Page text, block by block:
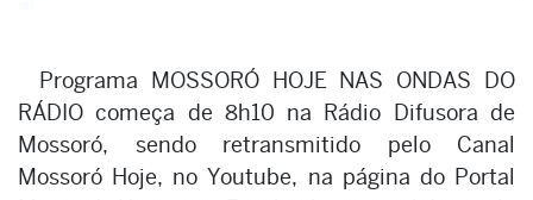
Programa MOSSORÓ HOJE NAS ONDAS DO
RÁDIO começa de 8h10 na Rádio Difusora de
Mossoró, sendo retransmitido pelo Canal
Mossoró Hoje, no Youtube, na página do Portal